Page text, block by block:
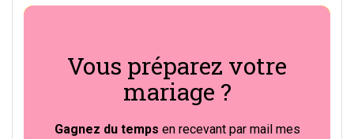
Vous préparez votre
mariage ?
Gagnez du temps en recevant par mail mes